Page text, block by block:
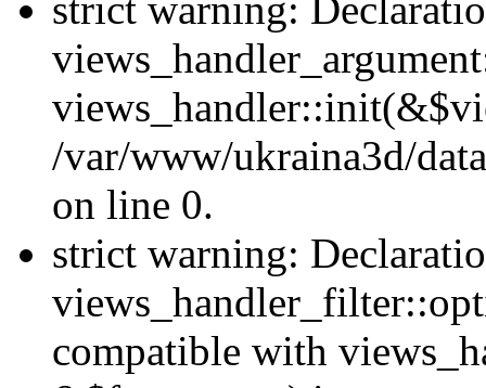
/var/www/ukraina3d/
on line 0.
strict warning:
compatible with